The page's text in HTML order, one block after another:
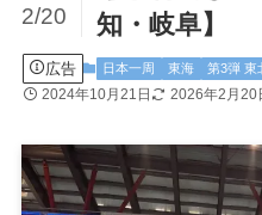
知・岐阜】
2/20
広告 日本一周 東海 第3弾 東
2024年10月21日 2026年2月20